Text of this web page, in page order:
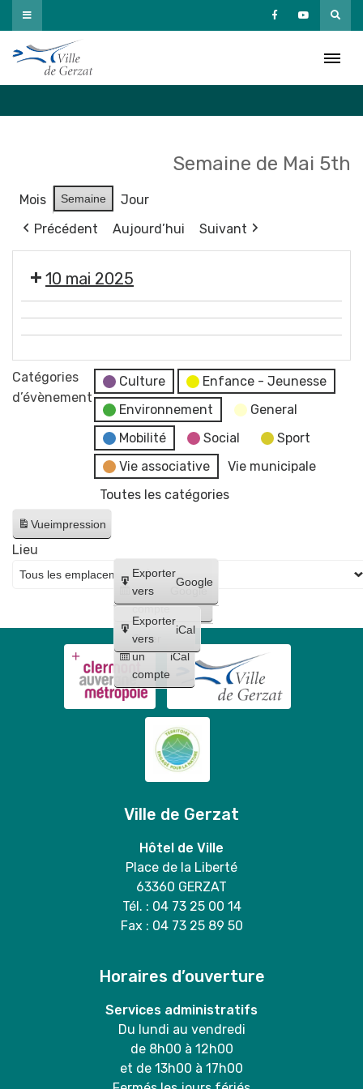
Passer
au
contenu
Semaine de Mai 5th
Mois Semaine
Jour
Précédent
Aujourd’hui Suivant
10 mai 2025
Tournage
court-
métrage
Y'avanti
🧥
🩱
👙
👕
dressing
80e
anniversaire
Secours
marché
aux
Catégories
d’évènement
Culture
Enfance - Jeunesse
Environnement
General
Mobilité
Social
Sport
Vie associative
Vie municipale
Toutes les catégories
Vueimpression
Créer
un
compte
Google
Créer
un
compte
iCal
Exporter
vers
Google
Exporter
vers
iCal
Lieu
Ville de Gerzat
Hôtel de Ville
Place de la Liberté
63360 GERZAT
Tél. : 04 73 25 00 14
Fax : 04 73 25 89 50
Horaires d’ouverture
Services administratifs
Du lundi au vendredi
de 8h00 à 12h00
et de 13h00 à 17h00